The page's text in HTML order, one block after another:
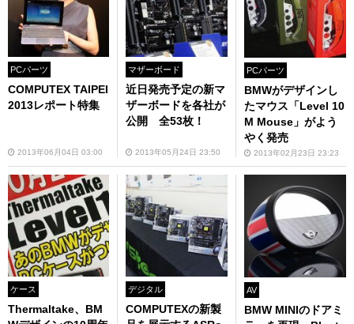
PCパーツ
COMPUTEX TAIPEI
2013レポート特集
2013年06月04日 03:00
マザーボード
近日発売予定の新マ
ザーボードを各社が
公開 全53枚！
2013年05月24日 23:50
PCパーツ
BMWがデザインし
たマウス「Level 10
M Mouse」がよう
やく発売
2013年02月23日 23:23
ケース
Thermaltake、BM
デジタル
COMPUTEXの新製
AV
BMW MINIのドアミ